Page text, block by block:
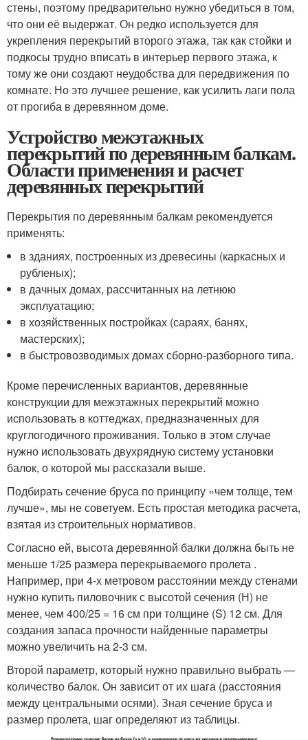
стены, поэтому предварительно нужно убедиться в том,
что они её выдержат. Он редко используется для
укрепления перекрытий второго этажа, так как стойки и
подкосы трудно вписать в интерьер первого этажа, к
тому же они создают неудобства для передвижения по
комнате. Но это лучшее решение, как усилить лаги пола
от прогиба в деревянном доме.
Устройство межэтажных
перекрытий по деревянным балкам.
Области применения и расчет
деревянных перекрытий
Перекрытия по деревянным балкам рекомендуется
применять:
в зданиях, построенных из древесины (каркасных и
рубленых);
в дачных домах, рассчитанных на летнюю
эксплуатацию;
в хозяйственных постройках (сараях, банях,
мастерских);
в быстровозводимых домах сборно-разборного типа.
Кроме перечисленных вариантов, деревянные
конструкции для межэтажных перекрытий можно
использовать в коттеджах, предназначенных для
круглогодичного проживания. Только в этом случае
нужно использовать двухрядную систему установки
балок, о которой мы рассказали выше.
Подбирать сечение бруса по принципу «чем толще, тем
лучше», мы не советуем. Есть простая методика расчета,
взятая из строительных нормативов.
Согласно ей, высота деревянной балки должна быть не
меньше 1/25 размера перекрываемого пролета .
Например, при 4-х метровом расстоянии между стенами
нужно купить пиловочник с высотой сечения (Н) не
менее, чем 400/25 = 16 см при толщине (S) 12 см. Для
создания запаса прочности найденные параметры
можно увеличить на 2-3 см.
Второй параметр, который нужно правильно выбрать —
количество балок. Он зависит от их шага (расстояния
между центральными осями). Зная сечение бруса и
размер пролета, шаг определяют из таблицы.